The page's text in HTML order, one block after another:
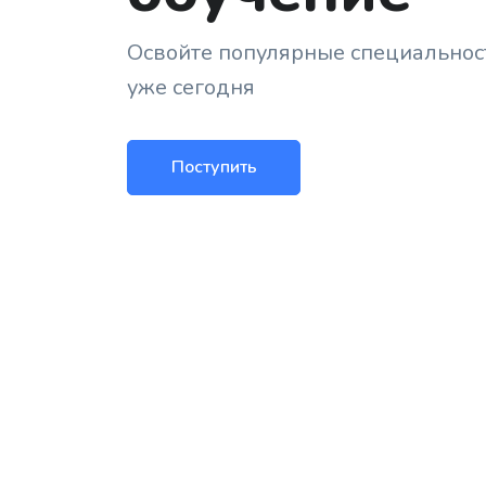
Освойте популярные
уже сегодня
Поступить